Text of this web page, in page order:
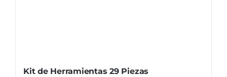
Kit de Herramientas 29 Piezas